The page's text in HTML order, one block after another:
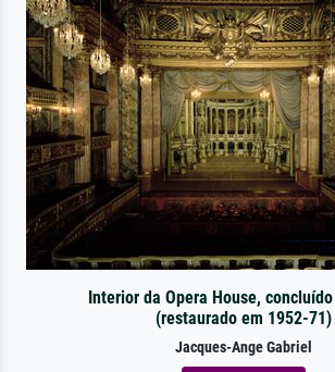
Interior da Opera House,
(restaurado em 1952-71)
Jacques-Ange Gabriel